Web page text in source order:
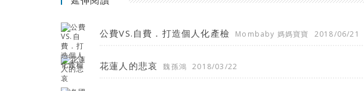
公費VS.自費．打造個人化產檢 Mombaby 媽媽寶寶 2018/06/21
花蓮人的悲哀 魏孫鴻 2018/03/22